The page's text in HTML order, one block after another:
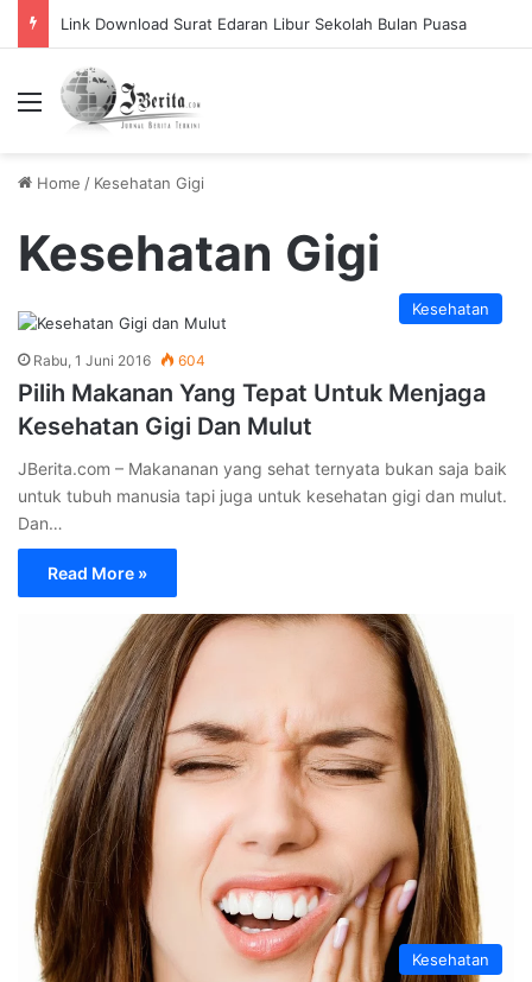
Link Download Surat Edaran Libur Sekolah Bulan Puasa
Menu
Home / Kesehatan Gigi
Kesehatan Gigi
Kesehatan
Rabu, 1 Juni 2016 604
Pilih Makanan Yang Tepat Untuk Menjaga
Kesehatan Gigi Dan Mulut
JBerita.com – Makananan yang sehat ternyata bukan saja baik
untuk tubuh manusia tapi juga untuk kesehatan gigi dan mulut.
Dan…
Read More »
Kesehatan